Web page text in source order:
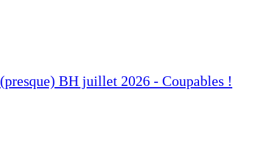
(presque) BH juillet 2026 - Coupables !